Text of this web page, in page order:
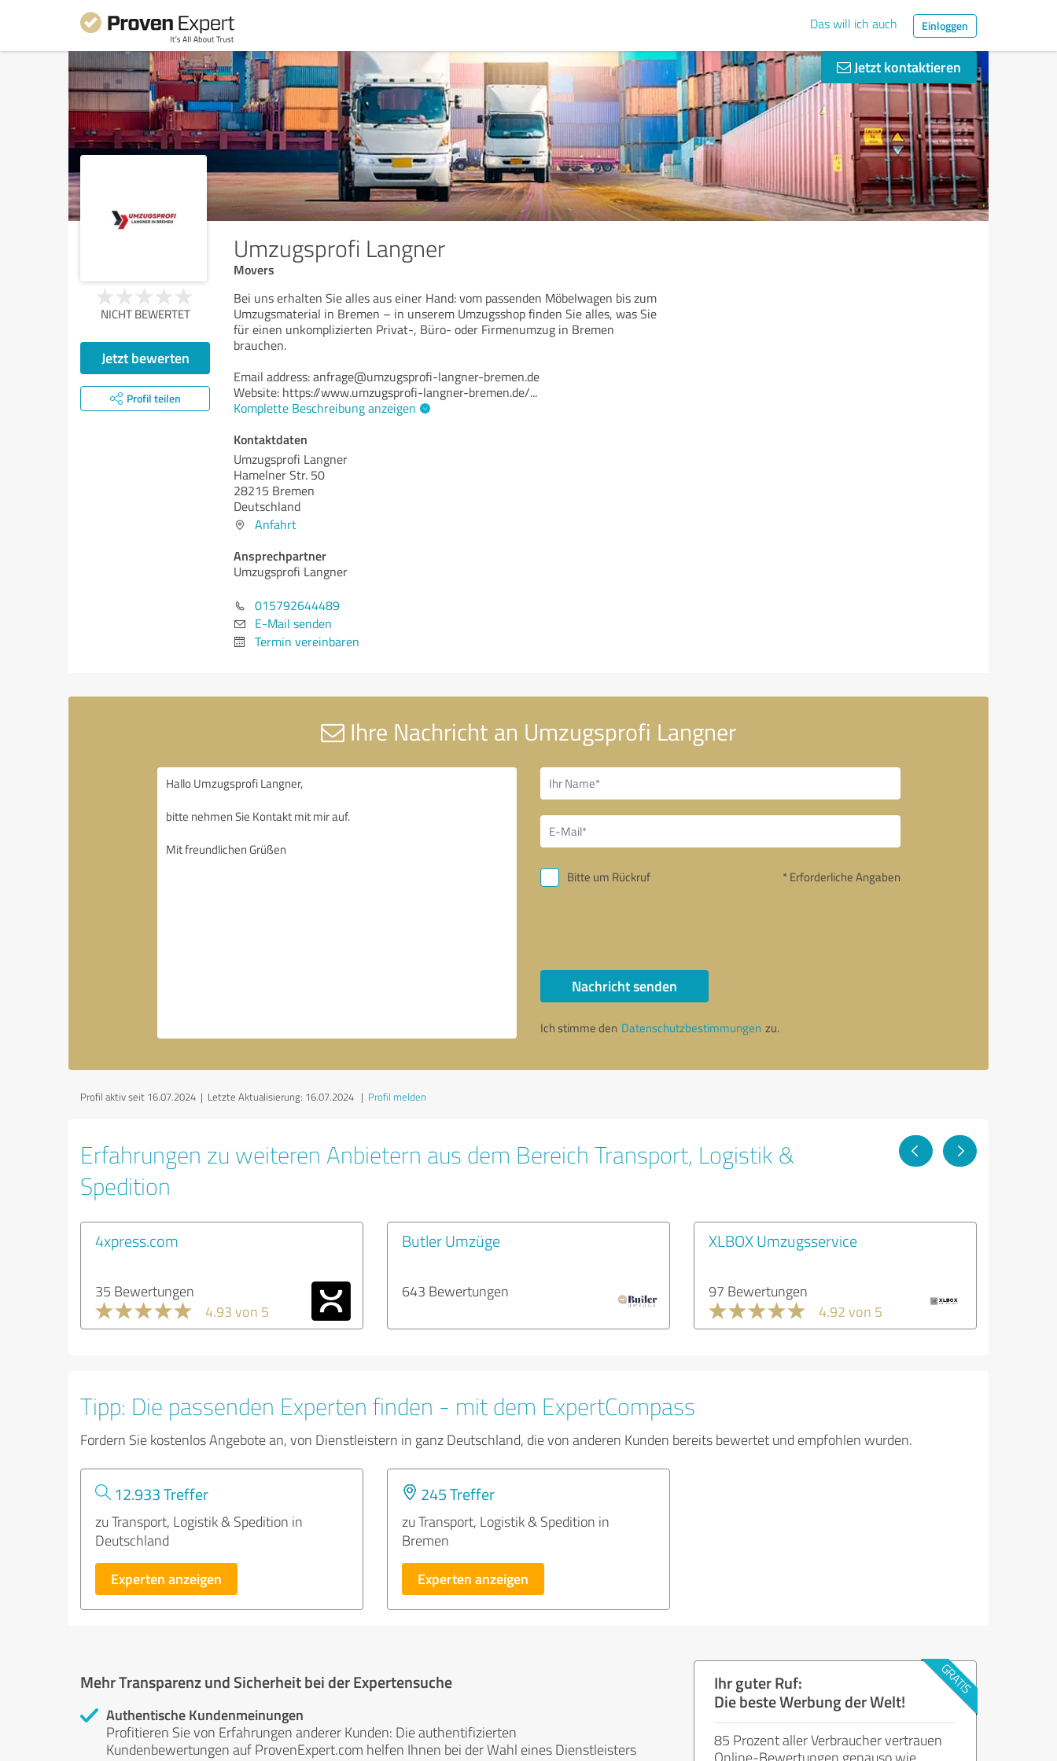
Das will ich auch Einloggen
Jetzt kontaktieren
Umzugsprofi Langner
Movers
NICHT BEWERTET
Jetzt bewerten
Profil teilen
Bei uns erhalten Sie alles aus einer Hand: vom passenden Möbelwagen bis zum
Umzugsmaterial in Bremen – in unserem Umzugsshop finden Sie alles, was Sie
für einen unkomplizierten Privat-, Büro- oder Firmenumzug in Bremen
brauchen.
Email address: anfrage@umzugsprofi-langner-bremen.de
Website: https://www.umzugsprofi-langner-bremen.de/...
Komplette Beschreibung anzeigen
Kontaktdaten
Umzugsprofi Langner
Hamelner Str. 50
28215 Bremen
Deutschland
Anfahrt
Ansprechpartner
Umzugsprofi Langner
015792644489
E-Mail senden
Termin vereinbaren
Ihre Nachricht an Umzugsprofi Langner
Bitte um Rückruf * Erforderliche Angaben
Nachricht senden
Ich stimme den Datenschutzbestimmungen zu.
Profil aktiv seit 16.07.2024 | Letzte Aktualisierung: 16.07.2024 | Profil melden
Erfahrungen zu weiteren Anbietern aus dem Bereich Transport, Logistik &
Spedition
4xpress.com
35 Bewertungen
4.93 von 5
Butler Umzüge
643 Bewertungen
XLBOX Umzugsservice
97 Bewertungen
4.92 von 5
Tipp: Die passenden Experten finden - mit dem ExpertCompass
Fordern Sie kostenlos Angebote an, von Dienstleistern in ganz Deutschland, die von anderen Kunden bereits bewertet und empfohlen wurden.
12.933 Treffer
zu Transport, Logistik & Spedition in
Deutschland
Experten anzeigen
245 Treffer
zu Transport, Logistik & Spedition in
Bremen
Experten anzeigen
Mehr Transparenz und Sicherheit bei der Expertensuche
Authentische Kundenmeinungen
Profitieren Sie von Erfahrungen anderer Kunden: Die authentifizierten
Kundenbewertungen auf ProvenExpert.com helfen Ihnen bei der Wahl eines Dienstleisters
Ihr guter Ruf:
Die beste Werbung der Welt!
85 Prozent aller Verbraucher vertrauen
Online-Bewertungen genauso wie